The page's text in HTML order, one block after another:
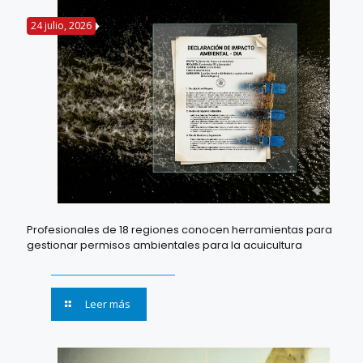
24 julio, 2026
Profesionales de 18 regiones conocen herramientas para
gestionar permisos ambientales para la acuicultura
Leer más